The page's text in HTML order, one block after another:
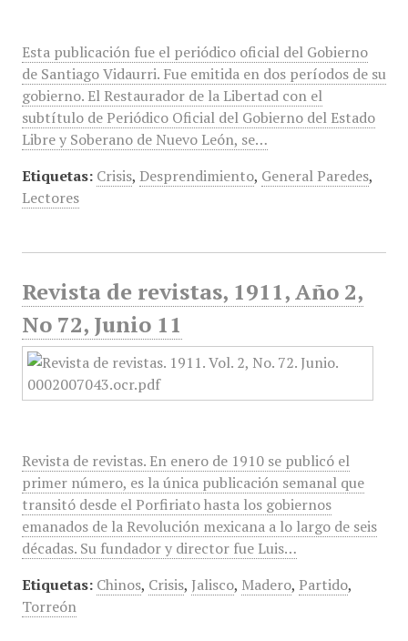
Esta publicación fue el periódico oficial del Gobierno
de Santiago Vidaurri. Fue emitida en dos períodos de su
gobierno. El Restaurador de la Libertad con el
subtítulo de Periódico Oficial del Gobierno del Estado
Libre y Soberano de Nuevo León, se…
Etiquetas: Crisis, Desprendimiento, General Paredes,
Lectores
Revista de revistas, 1911, Año 2,
No 72, Junio 11
Revista de revistas. En enero de 1910 se publicó el
primer número, es la única publicación semanal que
transitó desde el Porfiriato hasta los gobiernos
emanados de la Revolución mexicana a lo largo de seis
décadas. Su fundador y director fue Luis…
Etiquetas: Chinos, Crisis, Jalisco, Madero, Partido,
Torreón